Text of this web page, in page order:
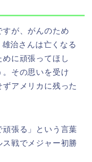
すが、がんのため
治さんは亡くなる
に頑張ってほし
その思いを受け
アメリカに残った
頑張る」という言葉
戦でメジャー初勝